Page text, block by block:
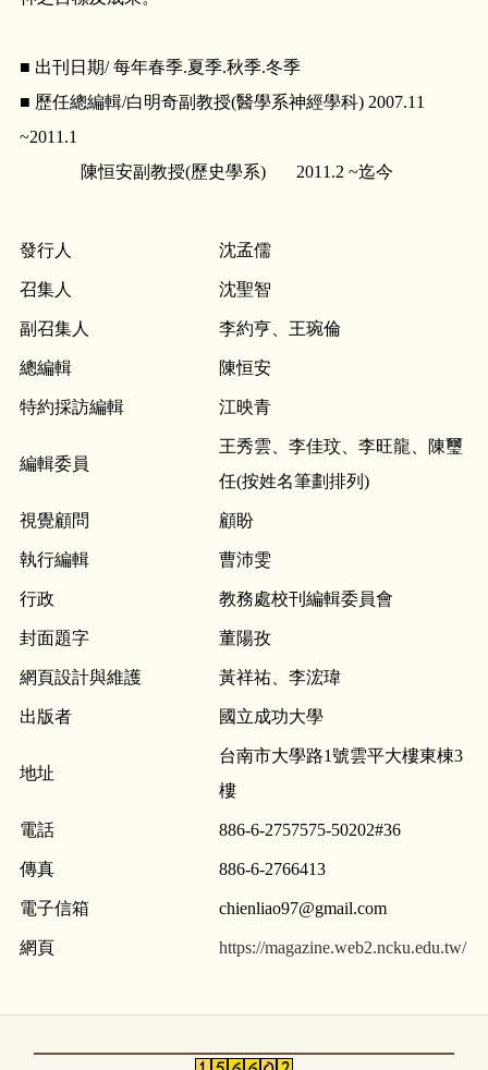
■ 出刊日期/ 每年春季.夏季.秋季.冬季
■ 歷任總編輯/白明奇副教授(醫學系神經學科) 2007.11
~2011.1
陳恒安副教授(歷史學系) 2011.2 ~迄今
發行人 沈孟儒
召集人 沈聖智
副召集人 李約亨、王琬倫
總編輯 陳恒安
特約採訪編輯 江映青
編輯委員
王秀雲、李佳玟、李旺龍、陳璽
任(按姓名筆劃排列)
視覺顧問 顧盼
執行編輯 曹沛雯
行政 教務處校刊編輯委員會
封面題字 董陽孜
網頁設計與維護 黃祥祐、李浤瑋
出版者 國立成功大學
地址
台南市大學路1號雲平大樓東棟3
樓
電話 886-6-2757575-50202#36
傳真 886-6-2766413
電子信箱 chienliao97@gmail.com
網頁 https://magazine.web2.ncku.edu.tw/